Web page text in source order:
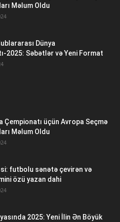
Məlum Oldu
Dünya
2025: Səbətlər və Yeni Format
Çempionatı üçün Avropa Seçmə
Məlum Oldu
futbolu sənətə çevirən və
özü yazan dahi
2025: Yeni İlin Ən Böyük